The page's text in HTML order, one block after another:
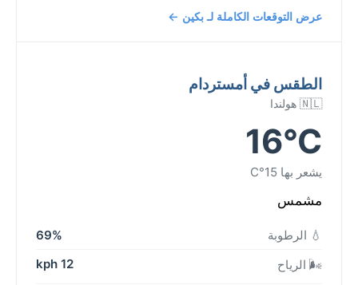
عرض التوقعات الكاملة لـ بكين ←
الطقس في أمستردام
🇳🇱 هولندا
16°C
يشعر بها 15°C
مشمس
💧 الرطوبة
69%
🌬️ الرياح
12 kph